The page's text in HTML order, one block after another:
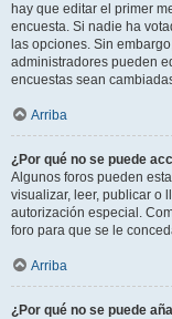
hay que editar el primer
encuesta. Si nadie ha
las opciones. Sin
administradores pueden
encuestas sean
Arriba
¿Por qué no se puede
Algunos foros pueden
visualizar, leer, publicar o
autorización especial.
foro para que se le
Arriba
¿Por qué no se puede